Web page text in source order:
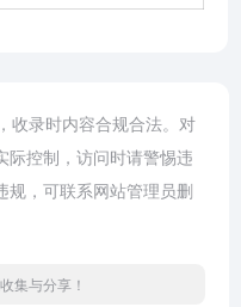
收录时内容合规合法。对
际控制，访问时请警惕违
规，可联系网站管理员删
集与分享！